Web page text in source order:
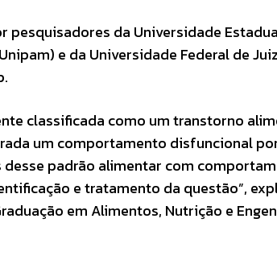
da Universidade
e da Universidade Federal de
classificada como um transtorno
um comportamento disfuncional
padrão alimentar com
e tratamento da questão”,
em Alimentos, Nutrição e